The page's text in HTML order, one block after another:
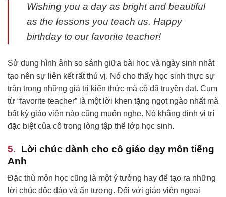
Wishing you a day as bright and beautiful
as the lessons you teach us. Happy
birthday to our favorite teacher!
Sử dụng hình ảnh so sánh giữa bài học và ngày sinh nhật
tạo nên sự liên kết rất thú vị. Nó cho thấy học sinh thực sự
trân trọng những giá trị kiến thức mà cô đã truyền đạt. Cụm
từ “favorite teacher” là một lời khen tặng ngọt ngào nhất mà
bất kỳ giáo viên nào cũng muốn nghe. Nó khẳng định vị trí
đặc biệt của cô trong lòng tập thể lớp học sinh.
Lời chúc dành cho cô giáo dạy môn tiếng
Anh
Đặc thù môn học cũng là một ý tưởng hay để tạo ra những
lời chúc độc đáo và ấn tượng. Đối với giáo viên ngoại